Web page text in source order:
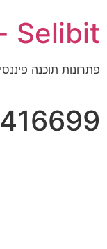
Selibit - סליביט
פתרונות תוכנה